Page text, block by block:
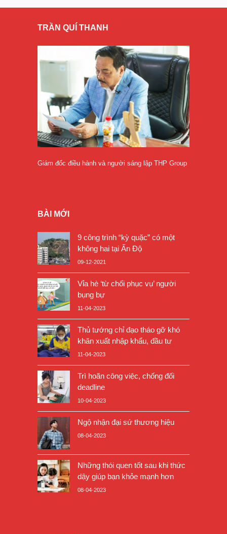
TRẦN QUÍ THANH
Giám đốc điều hành và người sáng lập THP Group
BÀI MỚI
9 công trình “kỳ quặc” có một
không hai tại Ấn Độ
09-12-2021
Vỉa hè ‘từ chối phục vụ’ người
bụng bự
11-04-2023
Thủ tướng chỉ đạo tháo gỡ khó
khăn xuất nhập khẩu, đầu tư
11-04-2023
Trì hoãn công việc, chống đối
deadline
10-04-2023
Ngộ nhận đại sứ thương hiệu
08-04-2023
Những thói quen tốt sau khi thức
dậy giúp bạn khỏe mạnh hơn
08-04-2023